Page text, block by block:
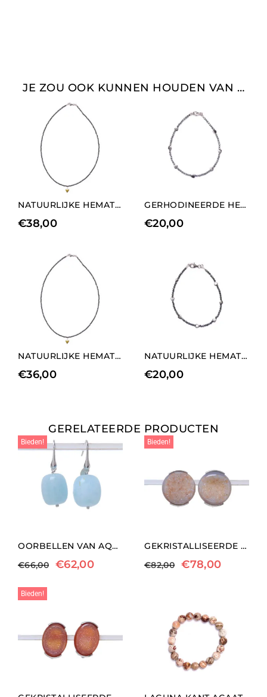
JE ZOU OOK KUNNEN HOUDEN VAN …
NATUURLIJKE HEMATIET KETTING MET LANGE HART BEDELS ELEMENT
€38,00
GERHODINEERDE HEMATIET ARMBAND MET HART ELEMENTEN
€20,00
NATUURLIJKE HEMATIET KETTING MET MEDIUM HART BEDELS ELEMENT
€36,00
NATUURLIJKE HEMATIET ARMBAND MET HART ELEMENTEN
€20,00
GERELATEERDE PRODUCTEN
Bieden!
OORBELLEN VAN AQUAMARIJN EN ZILVER
€66,00 €62,00
Bieden!
GEKRISTALLISEERDE AGAAT CLIP OORBELLEN
€82,00 €78,00
Bieden!